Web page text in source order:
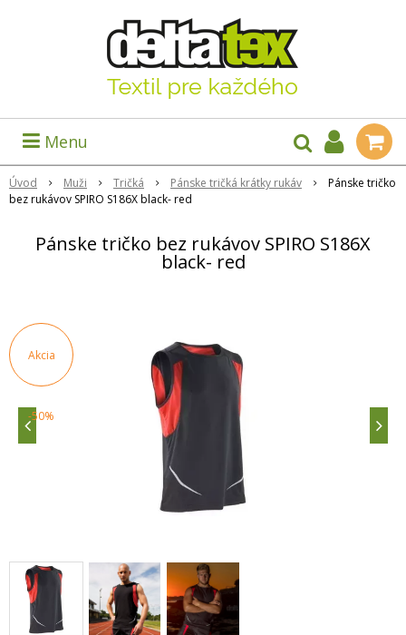
Menu
Úvod Muži Tričká Pánske tričká krátky rukáv
Pánske tričko
bez rukávov SPIRO S186X black- red
Pánske tričko bez rukávov SPIRO S186X
black- red
Akcia
-50%